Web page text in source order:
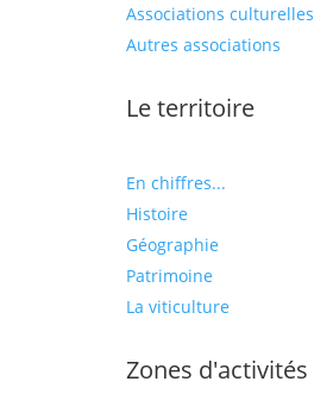
Associations culturelles
Autres associations
Le territoire
En chiffres...
Histoire
Géographie
Patrimoine
La viticulture
Zones d'activités